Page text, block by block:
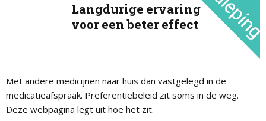
Langdurige ervaring
voor een beter effect
Met andere medicijnen naar huis dan vastgelegd in de
medicatieafspraak. Preferentiebeleid zit soms in de weg.
Deze webpagina legt uit hoe het zit.